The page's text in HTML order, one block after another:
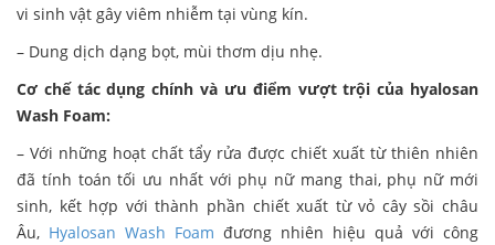
vi sinh vật gây viêm nhiễm tại vùng kín.
– Dung dịch dạng bọt, mùi thơm dịu nhẹ.
Cơ chế tác dụng chính và ưu điểm vượt trội của hyalosan
Wash Foam:
– Với những hoạt chất tẩy rửa được chiết xuất từ thiên nhiên
đã tính toán tối ưu nhất với phụ nữ mang thai, phụ nữ mới
sinh, kết hợp với thành phần chiết xuất từ vỏ cây sồi châu
Âu, Hyalosan Wash Foam đương nhiên hiệu quả với công